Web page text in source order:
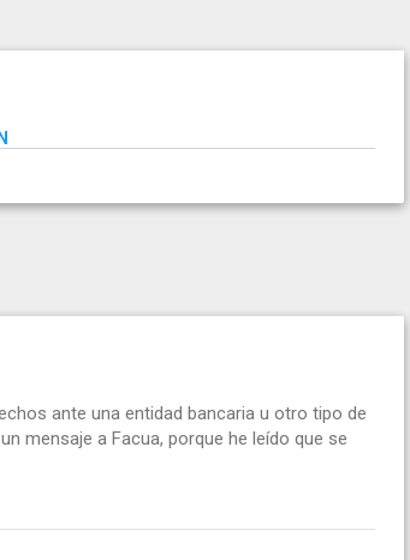
ante una entidad bancaria u otro tipo de
mensaje a Facua, porque he leído que se